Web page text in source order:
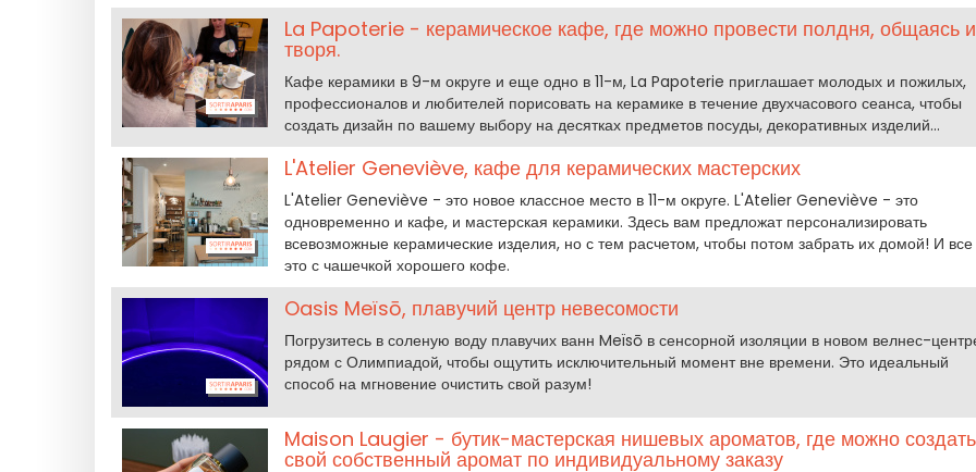
La Papoterie - керамическое кафе, где можно провести полдня, общаясь и
творя.
Кафе керамики в 9-м округе и еще одно в 11-м, La Papoterie приглашает молодых и пожилых,
профессионалов и любителей порисовать на керамике в течение двухчасового сеанса, чтобы
создать дизайн по вашему выбору на десятках предметов посуды, декоративных изделий...
L'Atelier Geneviève, кафе для керамических мастерских
L'Atelier Geneviève - это новое классное место в 11-м округе. L'Atelier Geneviève - это
одновременно и кафе, и мастерская керамики. Здесь вам предложат персонализировать
всевозможные керамические изделия, но с тем расчетом, чтобы потом забрать их домой! И все
это с чашечкой хорошего кофе.
Oasis Meïsō, плавучий центр невесомости
Погрузитесь в соленую воду плавучих ванн Meïsō в сенсорной изоляции в новом велнес-
рядом с Олимпиадой, чтобы ощутить исключительный момент вне времени. Это идеальный
способ на мгновение очистить свой разум!
Maison Laugier - бутик-мастерская нишевых ароматов, где можно создать
свой собственный аромат по индивидуальному заказу